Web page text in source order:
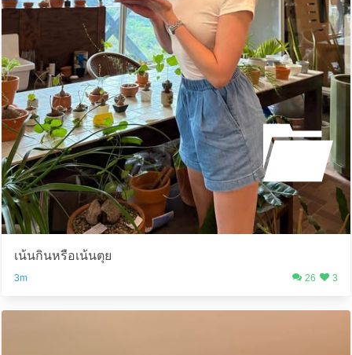
เน้นกินหรือเน้นตุย
3m 26 3